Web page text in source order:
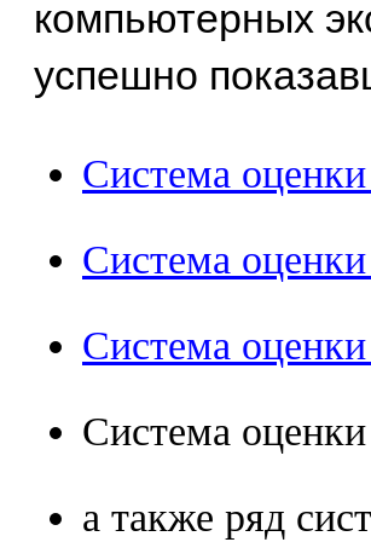
компьютерных
успешно
Система
Система
Система
Система
а также ряд